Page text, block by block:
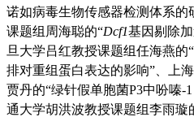
诺如病毒生物传感器检测体系的
课题组周海聪的“Dcf1基因剔除
旦大学吕红教授课题组任海燕的“
排对重组蛋白表达的影响”、上
贾丹的“绿针假单胞菌P3中吩嗪-1
通大学胡洪波教授课题组李雨璇